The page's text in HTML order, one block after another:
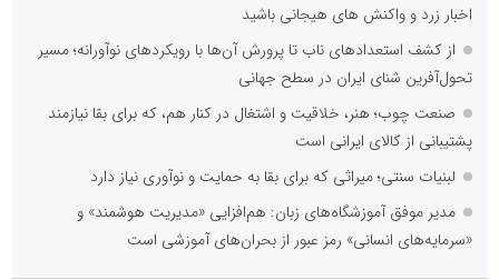
اخبار زرد و واکنش های هیجانی باشید
از کشف استعدادهای ناب تا پرورش آن‌ها با رویکردهای نوآورانه؛ مسیر
تحول‌آفرین شنای ایران در سطح جهانی
صنعت چوب؛ هنر، خلاقیت و اشتغال در کنار هم، که برای بقا نیازمند
پشتیبانی از کالای ایرانی است
لبنیات سنتی؛ میراثی که برای بقا به حمایت و نوآوری نیاز دارد
مدیر موفق آموزشگاه‌های زبان: هم‌افزایی «مدیریت هوشمند» و
«سرمایه‌های انسانی» رمز عبور از بحران‌های آموزشی است